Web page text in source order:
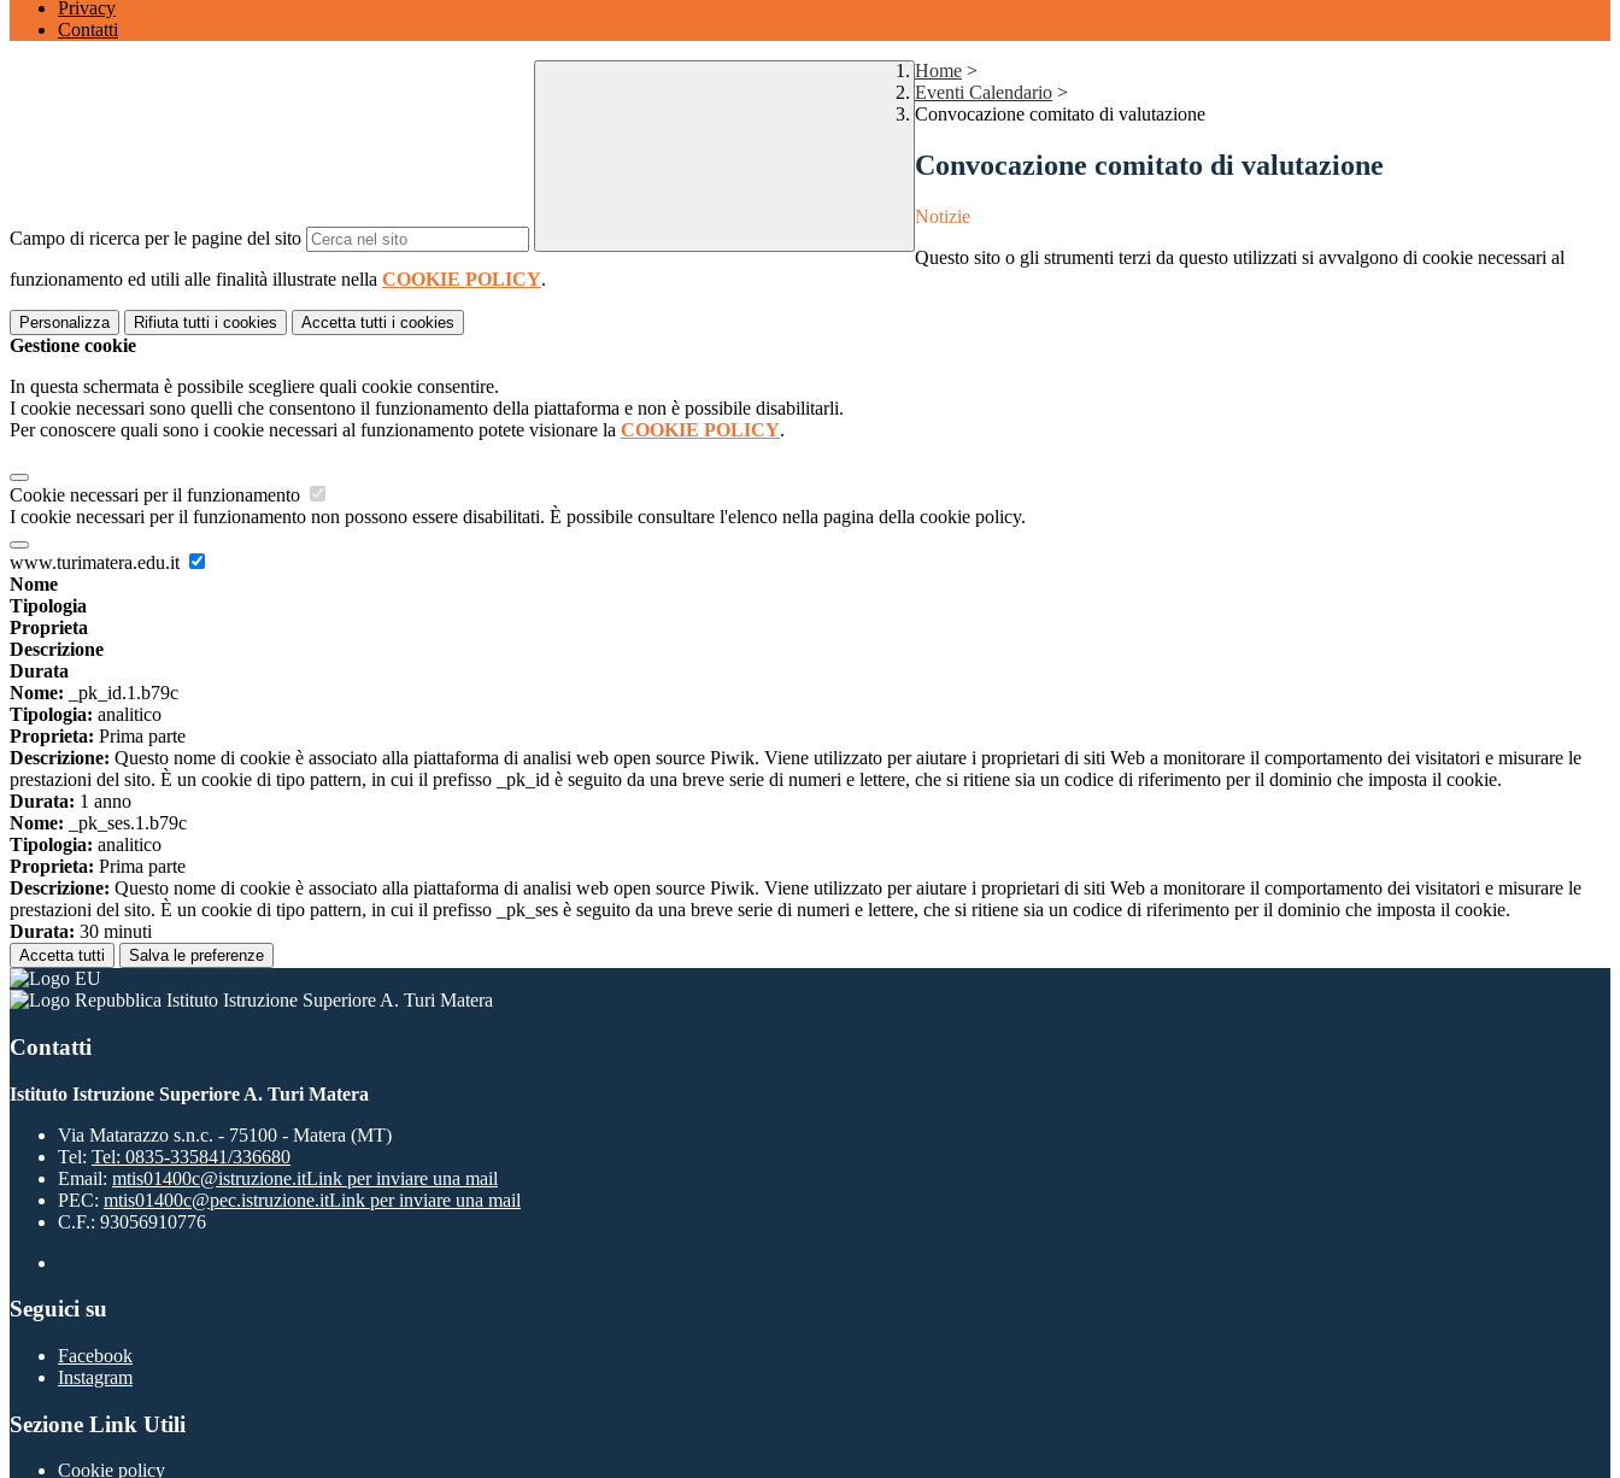
Privacy
Contatti
Campo di ricerca per le pagine del sito
Home >
Eventi Calendario >
Convocazione comitato di valutazione
Convocazione comitato di valutazione
Notizie
Questo sito o gli strumenti terzi da questo utilizzati si avvalgono di cookie necessari al
funzionamento ed utili alle finalità illustrate nella COOKIE POLICY.
Personalizza Rifiuta tutti i cookies Accetta tutti i cookies
Gestione cookie
In questa schermata è possibile scegliere quali cookie consentire.
I cookie necessari sono quelli che consentono il funzionamento della piattaforma e non è possibile disabilitarli.
Per conoscere quali sono i cookie necessari al funzionamento potete visionare la COOKIE POLICY.
Cookie necessari per il funzionamento
I cookie necessari per il funzionamento non possono essere disabilitati. È possibile consultare l'elenco nella pagina della cookie policy.
www.turimatera.edu.it
Nome
Tipologia
Proprieta
Descrizione
Durata
Nome: _pk_id.1.b79c
Tipologia: analitico
Proprieta: Prima parte
Descrizione: Questo nome di cookie è associato alla piattaforma di analisi web open source Piwik. Viene utilizzato per aiutare i proprietari di siti Web a monitorare il comportamento dei visitatori e misurare le
prestazioni del sito. È un cookie di tipo pattern, in cui il prefisso _pk_id è seguito da una breve serie di numeri e lettere, che si ritiene sia un codice di riferimento per il dominio che imposta il cookie.
Durata: 1 anno
Nome: _pk_ses.1.b79c
Tipologia: analitico
Proprieta: Prima parte
Descrizione: Questo nome di cookie è associato alla piattaforma di analisi web open source Piwik. Viene utilizzato per aiutare i proprietari di siti Web a monitorare il comportamento dei visitatori e misurare le
prestazioni del sito. È un cookie di tipo pattern, in cui il prefisso _pk_ses è seguito da una breve serie di numeri e lettere, che si ritiene sia un codice di riferimento per il dominio che imposta il cookie.
Durata: 30 minuti
Accetta tutti Salva le preferenze
Istituto Istruzione Superiore A. Turi Matera
Contatti
Istituto Istruzione Superiore A. Turi Matera
Via Matarazzo s.n.c. - 75100 - Matera (MT)
Tel: Tel: 0835-335841/336680
Email: mtis01400c@istruzione.itLink per inviare una mail
PEC: mtis01400c@pec.istruzione.itLink per inviare una mail
C.F.: 93056910776
Seguici su
Facebook
Instagram
Sezione Link Utili
Cookie policy